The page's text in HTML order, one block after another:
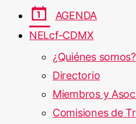
AGENDA
NELcf-CDMX
¿Quiénes somos?
Directorio
Miembros y
Comisiones de